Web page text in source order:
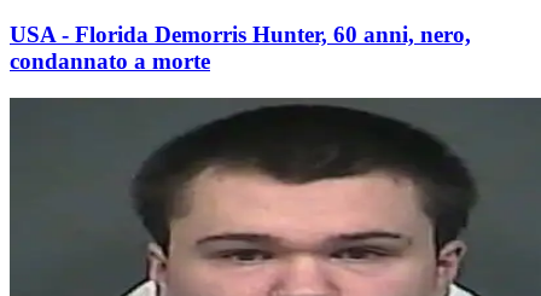
USA - Florida Demorris Hunter, 60 anni, nero,
condannato a morte